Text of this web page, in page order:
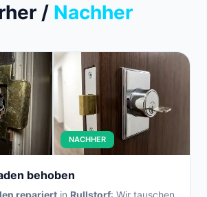
/ Nachher
NACHHER
behoben
repariert in Rullstorf: Wir tauschen